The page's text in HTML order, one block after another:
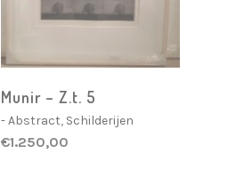
Munir – Z.t. 5
- Abstract, Schilderijen
€1.250,00